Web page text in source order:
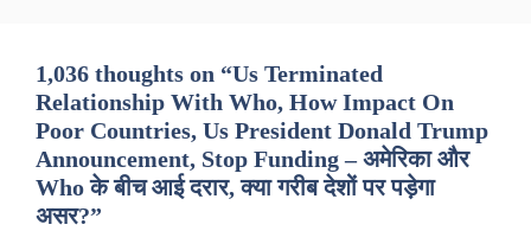
1,036 thoughts on “Us Terminated
Relationship With Who, How Impact On
Poor Countries, Us President Donald Trump
Announcement, Stop Funding – अमेरिका और
Who के बीच आई दरार, क्या गरीब देशों पर पड़ेगा
असर?”